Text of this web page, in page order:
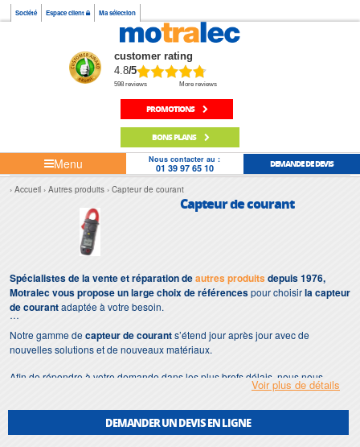
Société Espace client Ma sélection
customer rating
4.8/5
598 reviews More reviews
PROMOTIONS
BONS PLANS
Menu Nous contacter au :
01 39 97 65 10 DEMANDE DE DEVIS
Accueil Autres produits Capteur de courant
Capteur de courant
Spécialistes de la vente et réparation deautres produits depuis 1976,
Motralec vous propose un large choix de référencespour choisirla capteur
de courantadaptée à votre besoin.
Notre gamme decapteur de courants’étend jour après jour avec de
nouvelles solutions et de nouveaux matériaux.
Afin de répondre à votre demande dans les plus brefs délais, nous nous
capteur de courant.
met également à votre disposition son service de
maintenance decapteur de courant.
Voir plus de détails
DEMANDER UN DEVIS EN LIGNE